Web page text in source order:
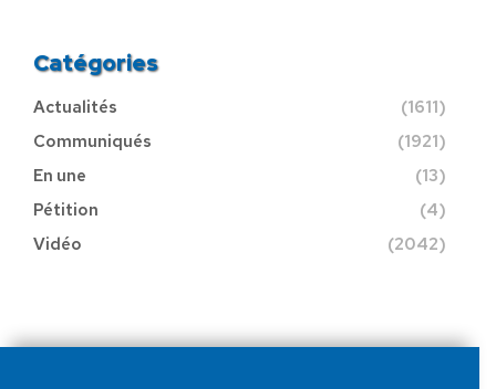
Catégories
Actualités
(1611)
Communiqués
(1921)
En une
(13)
Pétition
(4)
Vidéo
(2042)